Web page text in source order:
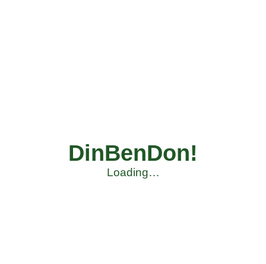
DinBenDon!
Loading…